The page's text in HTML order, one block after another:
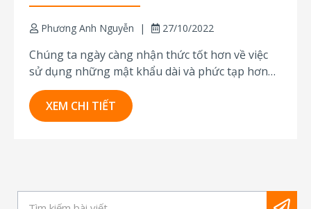
Phương Anh Nguyễn 27/10/2022
Chúng ta ngày càng nhận thức tốt hơn về việc
sử dụng những mật khẩu dài và phức tạp hơn
để bảo vệ các tài khoản của mình. Điều này đi
kèm với nhu cầu quản lý hệ thống mật khẩu cho
các loại tài khoản khác nhau. Và...
XEM CHI TIẾT